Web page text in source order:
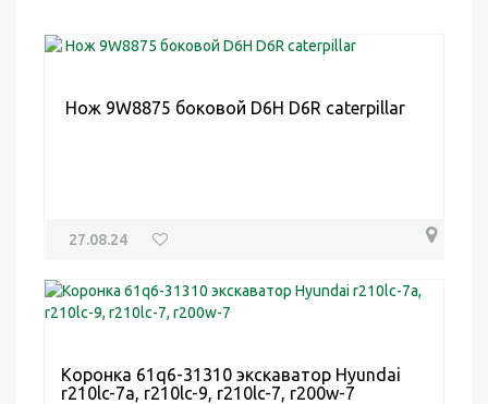
Нож 9W8875 боковой D6H D6R caterpillar
27.08.24
Коронка 61q6-31310 экскаватор Hyundai
r210lc-7a, r210lc-9, r210lc-7, r200w-7